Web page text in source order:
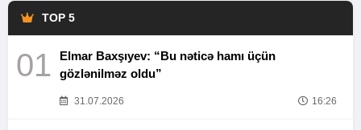
TOP 5
01
Elmar Baxşıyev: “Bu nəticə hamı üçün
gözlənilməz oldu”
31.07.2026 16:26